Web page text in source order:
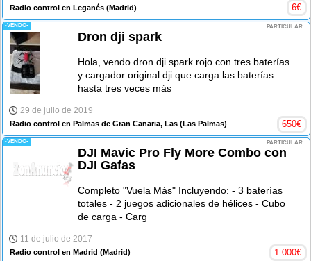
Radio control en Leganés (Madrid) 6€
-VENDO- PARTICULAR
Dron dji spark
Hola, vendo dron dji spark rojo con tres baterías
y cargador original dji que carga las baterías
hasta tres veces más
29 de julio de 2019
Radio control en Palmas de Gran Canaria, Las (Las Palmas) 650€
-VENDO- PARTICULAR
DJI Mavic Pro Fly More Combo con
DJI Gafas
Completo "Vuela Más" Incluyendo: - 3 baterías
totales - 2 juegos adicionales de hélices - Cubo
de carga - Carg
11 de julio de 2017
Radio control en Madrid (Madrid) 1.000€